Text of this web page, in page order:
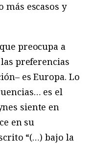
más escasos y
preocupa a
preferencias
es Europa. Lo
es el
siente en
en su
“(…) bajo la